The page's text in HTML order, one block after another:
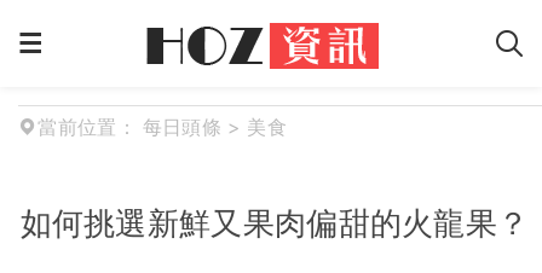
當前位置： 每日頭條 > 美食
如何挑選新鮮又果肉偏甜的火龍果？